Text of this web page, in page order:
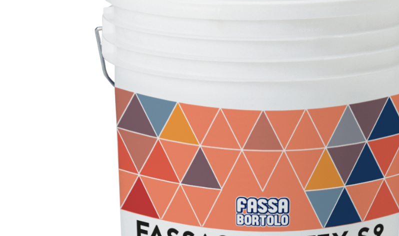
Collante-rasante alleggerito, fibrato, con calce idraulica naturale NHL 3,5
e speciali inerti alleggeriti